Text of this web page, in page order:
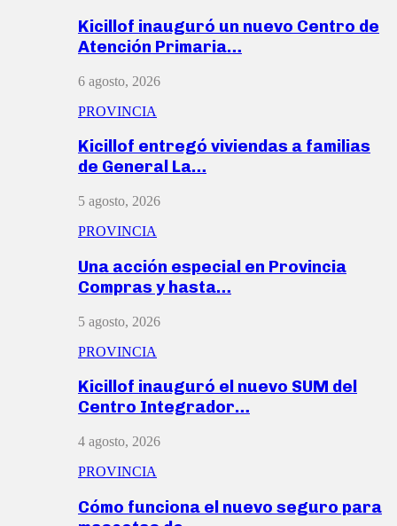
Kicillof inauguró un nuevo Centro de
Atención Primaria…
6 agosto, 2026
PROVINCIA
Kicillof entregó viviendas a familias
de General La…
5 agosto, 2026
PROVINCIA
Una acción especial en Provincia
Compras y hasta…
5 agosto, 2026
PROVINCIA
Kicillof inauguró el nuevo SUM del
Centro Integrador…
4 agosto, 2026
PROVINCIA
Cómo funciona el nuevo seguro para